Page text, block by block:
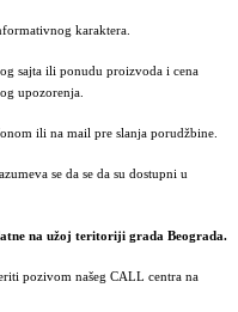
karaktera.
sajta ili ponudu proizvoda i cena
upozorenja.
ili na mail pre slanja porudžbine.
se da se da su dostupni u
na užoj teritoriji grada Beograda.
pozivom našeg CALL centra na